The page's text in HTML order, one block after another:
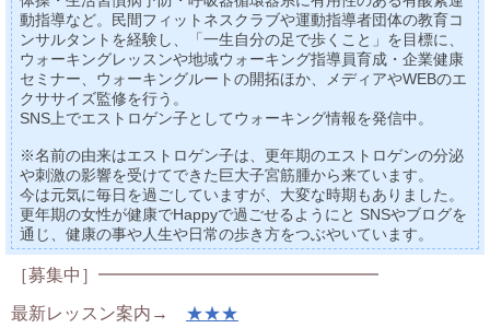
動指導など。民間フィットネスクラブや運動指導者団体の教育コ
ンサルタントを経験し、「一生自分の足で歩くこと」を目標に、
ウォーキングレッスンや地域ウォーキング指導員育成・企業健康
セミナー、ウォーキングルートの開拓ほか、メディアやWEBのエ
クササイズ監修を行う。
SNS上でエストロゲン子としてウォーキング情報を発信中。
※名前の由来はエストロゲン子は、更年期のエストロゲンの分泌
や刺激の影響を受けてできた巨大子宮筋腫から来ています。
今は元気に毎日を過ごしていますが、大変な時期もありました。
更年期の女性が健康でHappyで過ごせるようにと SNSやブログを
通じ、健康の事や人生や日常の歩き方をつぶやいています。
［募集中］━━━━━━━━━━━━━━━━
最新レッスン案内→ ★★★